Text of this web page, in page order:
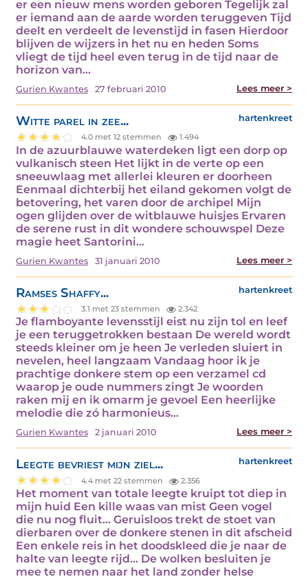
er een nieuw mens worden geboren Tegelijk zal
er iemand aan de aarde worden teruggeven Tijd
deelt en verdeelt de levenstijd in fasen Hierdoor
blijven de wijzers in het nu en heden Soms
vliegt de tijd heel even terug in de tijd naar de
horizon van…
Gurien Kwantes 27 februari 2010 Lees meer >
Witte parel in zee... hartenkreet
4.0 met 12 stemmen 1.494
In de azuurblauwe waterdeken ligt een dorp op
vulkanisch steen Het lijkt in de verte op een
sneeuwlaag met allerlei kleuren er doorheen
Eenmaal dichterbij het eiland gekomen volgt de
betovering, het varen door de archipel Mijn
ogen glijden over de witblauwe huisjes Ervaren
de serene rust in dit wondere schouwspel Deze
magie heet Santorini…
Gurien Kwantes 31 januari 2010 Lees meer >
Ramses Shaffy... hartenkreet
3.1 met 23 stemmen 2.342
Je flamboyante levensstijl eist nu zijn tol en leef
je een teruggetrokken bestaan De wereld wordt
steeds kleiner om je heen Je verleden sluiert in
nevelen, heel langzaam Vandaag hoor ik je
prachtige donkere stem op een verzamel cd
waarop je oude nummers zingt Je woorden
raken mij en ik omarm je gevoel Een heerlijke
melodie die zó harmonieus…
Gurien Kwantes 2 januari 2010 Lees meer >
Leegte bevriest mijn ziel... hartenkreet
4.4 met 22 stemmen 2.356
Het moment van totale leegte kruipt tot diep in
mijn huid Een kille waas van mist Geen vogel
die nu nog fluit... Geruisloos trekt de stoet van
dierbaren over de donkere stenen in dit afscheid
Een enkele reis in het doodskleed die je naar de
halte van leegte rijd... De wolken besluiten je
mee te nemen naar het land zonder helse